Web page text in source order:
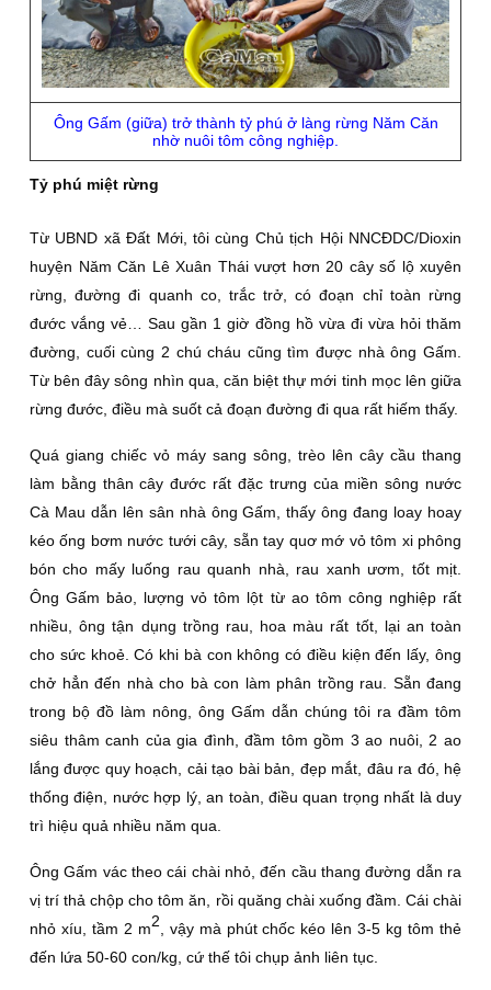
Ông Gấm (giữa) trở thành tỷ phú ở làng rừng Năm Căn
nhờ nuôi tôm công nghiệp.
Tỷ phú miệt rừng
Từ UBND xã Ðất Mới, tôi cùng Chủ tịch Hội NNCÐDC/Dioxin
huyện Năm Căn Lê Xuân Thái vượt hơn 20 cây số lộ xuyên
rừng, đường đi quanh co, trắc trở, có đoạn chỉ toàn rừng
đước vắng vẻ… Sau gần 1 giờ đồng hồ vừa đi vừa hỏi thăm
đường, cuối cùng 2 chú cháu cũng tìm được nhà ông Gấm.
Từ bên đây sông nhìn qua, căn biệt thự mới tinh mọc lên giữa
rừng đước, điều mà suốt cả đoạn đường đi qua rất hiếm thấy.
Quá giang chiếc vỏ máy sang sông, trèo lên cây cầu thang
làm bằng thân cây đước rất đặc trưng của miền sông nước
Cà Mau dẫn lên sân nhà ông Gấm, thấy ông đang loay hoay
kéo ống bơm nước tưới cây, sẵn tay quơ mớ vỏ tôm xi phông
bón cho mấy luống rau quanh nhà, rau xanh ươm, tốt mịt.
Ông Gấm bảo, lượng vỏ tôm lột từ ao tôm công nghiệp rất
nhiều, ông tận dụng trồng rau, hoa màu rất tốt, lại an toàn
cho sức khoẻ. Có khi bà con không có điều kiện đến lấy, ông
chở hẳn đến nhà cho bà con làm phân trồng rau. Sẵn đang
trong bộ đồ làm nông, ông Gấm dẫn chúng tôi ra đầm tôm
siêu thâm canh của gia đình, đầm tôm gồm 3 ao nuôi, 2 ao
lắng được quy hoạch, cải tạo bài bản, đẹp mắt, đâu ra đó, hệ
thống điện, nước hợp lý, an toàn, điều quan trọng nhất là duy
trì hiệu quả nhiều năm qua.
Ông Gấm vác theo cái chài nhỏ, đến cầu thang đường dẫn ra
vị trí thả chộp cho tôm ăn, rồi quăng chài xuống đầm. Cái chài
nhỏ xíu, tầm 2 m2 , vậy mà phút chốc kéo lên 3-5 kg tôm thẻ
đến lứa 50-60 con/kg, cứ thế tôi chụp ảnh liên tục.